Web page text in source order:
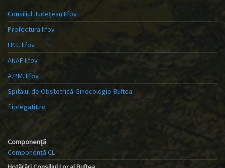
Consiliul Județean Ilfov
Prefectura Ilfov
I.P.J. Ilfov
ANAF Ilfov
A.P.M. Ilfov
Spitalul de Obstetrică-Ginecologie Buftea
fiipregatit.ro
Componență
Componență CL